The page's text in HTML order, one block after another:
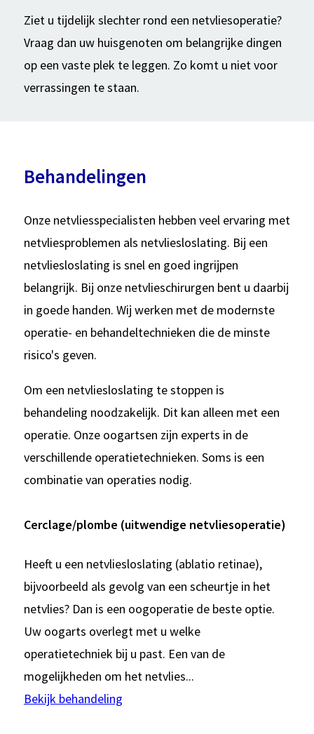
Ziet u tijdelijk slechter rond een netvliesoperatie?
Vraag dan uw huisgenoten om belangrijke dingen
op een vaste plek te leggen. Zo komt u niet voor
verrassingen te staan.
Behandelingen
Onze netvliesspecialisten hebben veel ervaring met
netvliesproblemen als netvliesloslating. Bij een
netvliesloslating is snel en goed ingrijpen
belangrijk. Bij onze netvlieschirurgen bent u daarbij
in goede handen. Wij werken met de modernste
operatie- en behandeltechnieken die de minste
risico's geven.
Om een netvliesloslating te stoppen is
behandeling noodzakelijk. Dit kan alleen met een
operatie. Onze oogartsen zijn experts in de
verschillende operatietechnieken. Soms is een
combinatie van operaties nodig.
Cerclage/plombe (uitwendige netvliesoperatie)
Heeft u een netvliesloslating (ablatio retinae),
bijvoorbeeld als gevolg van een scheurtje in het
netvlies? Dan is een oogoperatie de beste optie.
Uw oogarts overlegt met u welke
operatietechniek bij u past. Een van de
mogelijkheden om het netvlies...
Bekijk behandeling